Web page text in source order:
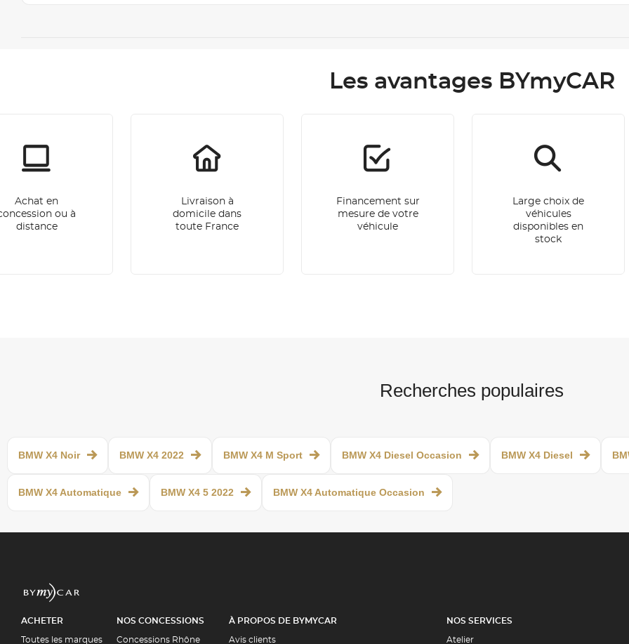
Les avantages BYmyCAR
Achat en
ou à
distance
Livraison à
domicile dans
toute France
Financement sur
mesure de votre
véhicule
Large choix de
véhicules
disponibles en
stock
Recherches populaires
BMW X4 Noir BMW X4 2022 BMW X4 M Sport BMW X4 Diesel Occasion BMW X4 Diesel
BMW X4 Automatique BMW X4 5 2022 BMW X4 Automatique Occasion
ACHETER
Toutes les marques
NOS CONCESSIONS
Concessions Rhône
À PROPOS DE BYMYCAR
Avis clients
NOS SERVICES
Atelier